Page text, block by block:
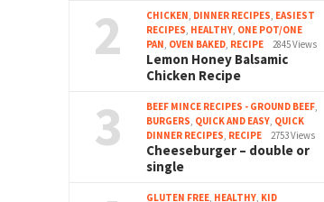
2 CHICKEN, DINNER RECIPES, EASIEST
RECIPES, HEALTHY, ONE POT/ONE
PAN, OVEN BAKED, RECIPE 2845 Views
Lemon Honey Balsamic
Chicken Recipe
3 BEEF MINCE RECIPES - GROUND BEEF,
BURGERS, QUICK AND EASY, QUICK
DINNER RECIPES, RECIPE 2753 Views
Cheeseburger – double or
single
GLUTEN FREE, HEALTHY, KID